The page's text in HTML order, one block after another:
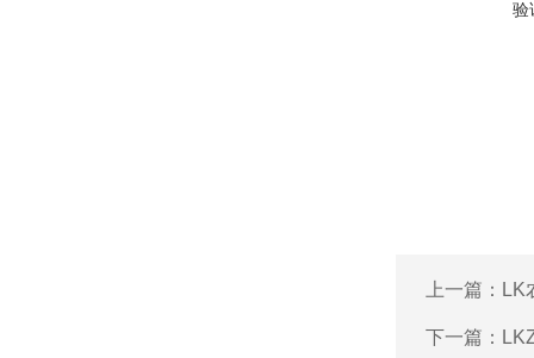
验
上一篇： LK
下一篇：